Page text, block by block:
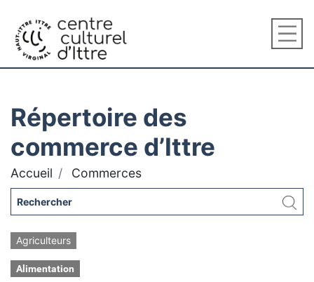
Répertoire des
commerce d’Ittre
Accueil Commerces
Agriculteurs
Alimentation